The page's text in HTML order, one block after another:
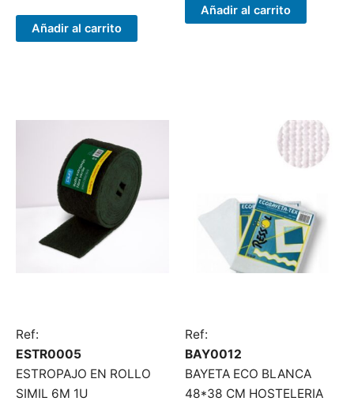
Añadir al carrito
Añadir al carrito
Ref:
ESTR0005
ESTROPAJO EN ROLLO
SIMIL 6M 1U
Ref:
BAY0012
BAYETA ECO BLANCA
48*38 CM HOSTELERIA